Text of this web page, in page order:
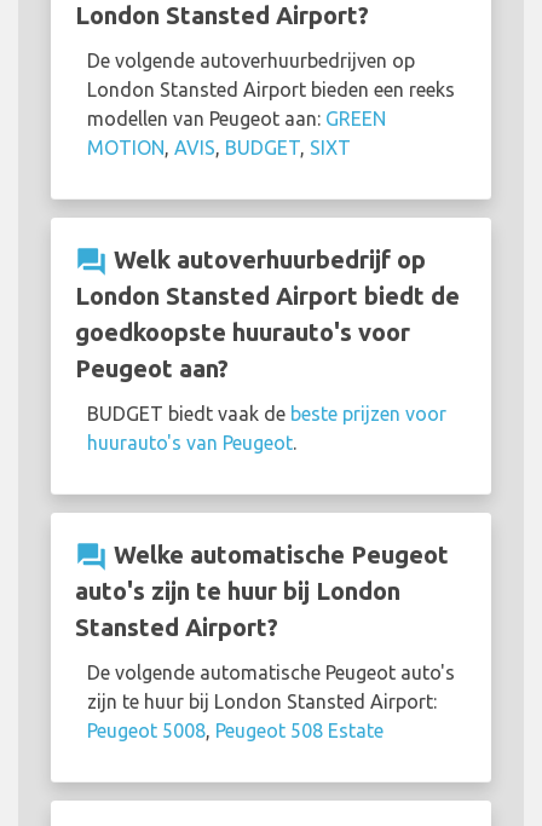
London Stansted Airport?
De volgende autoverhuurbedrijven op
London Stansted Airport bieden een reeks
modellen van Peugeot aan: GREEN
MOTION, AVIS, BUDGET, SIXT
question_answer Welk autoverhuurbedrijf op
London Stansted Airport biedt de
goedkoopste huurauto's voor
Peugeot aan?
BUDGET biedt vaak de beste prijzen voor
huurauto's van Peugeot.
question_answer Welke automatische Peugeot
auto's zijn te huur bij London
Stansted Airport?
De volgende automatische Peugeot auto's
zijn te huur bij London Stansted Airport:
Peugeot 5008, Peugeot 508 Estate